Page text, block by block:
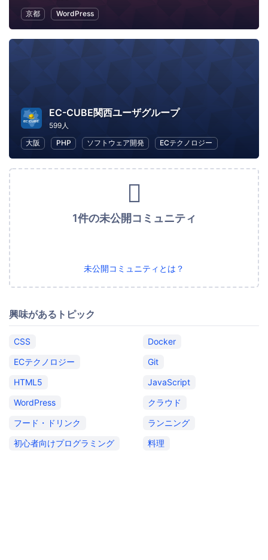
京都
WordPress
EC-CUBE関西ユーザグループ
599人
大阪
PHP ソフトウェア開発 ECテクノロジー
1件の未公開コミュニティ
未公開コミュニティとは？
興味があるトピック
CSS
Docker
ECテクノロジー
Git
HTML5
JavaScript
WordPress
クラウド
フード・ドリンク
ランニング
初心者向けプログラミング
料理